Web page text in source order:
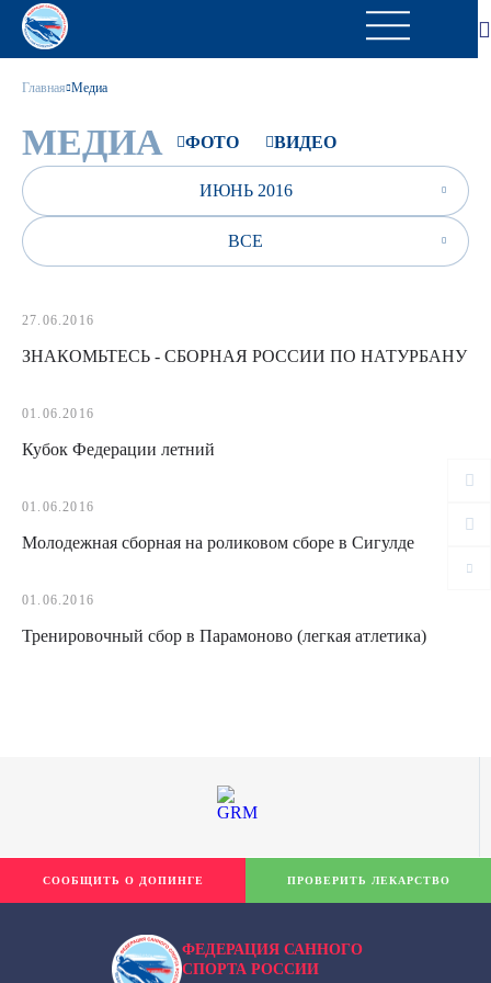
Главная Медиа
МЕДИА ФОТО ВИДЕО
ИЮНЬ 2016
ВСЕ
27.06.2016
ЗНАКОМЬТЕСЬ - СБОРНАЯ РОССИИ ПО НАТУРБАНУ
01.06.2016
Кубок Федерации летний
01.06.2016
Молодежная сборная на роликовом сборе в Сигулде
01.06.2016
Тренировочный сбор в Парамоново (легкая атлетика)
ФЕДЕРАЦИЯ САННОГО
СПОРТА РОССИИ
СООБЩИТЬ О ДОПИНГЕ ПРОВЕРИТЬ ЛЕКАРСТВО